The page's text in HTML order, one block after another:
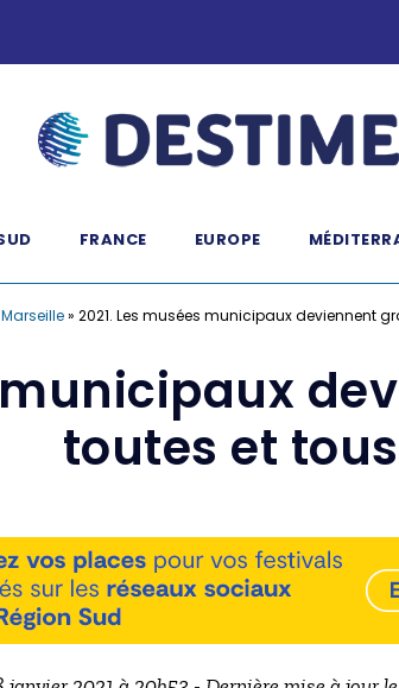
FRANCE EUROPE
» 2021. Les musées municipaux deviennent
municipaux
toutes et